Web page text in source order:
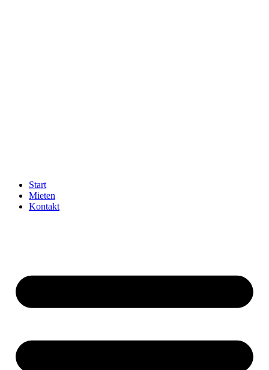
Start
Mieten
Kontakt